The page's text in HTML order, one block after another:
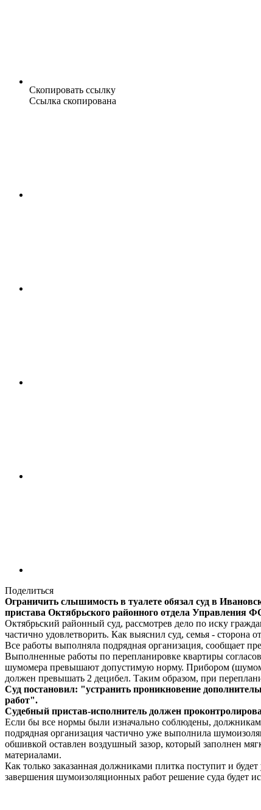
Скопировать ссылку
Ссылка скопирована
Поделиться
Ограничить слышимость в туалете обязал суд в
пристава Октябрьского районного отдела Управления
Октябрьский районный суд, рассмотрев дело по иску
частично удовлетворить. Как выяснил суд, семья - сторона
Все работы выполняла подрядная организация, сообщает
Выполненные работы по перепланировке квартиры
шумомера превышают допустимую норму. Прибором
должен превышать 2 децибел. Таким образом, при
Суд постановил: "устранить проникновение
работ".
Судебный пристав-исполнитель должен
Если бы все нормы были изначально соблюдены,
подрядная организация частично уже выполнила
обшивкой оставлен воздушный зазор, который заполнен
материалами.
Как только заказанная должниками плитка поступит и
завершения шумоизоляционных работ решение суда будет